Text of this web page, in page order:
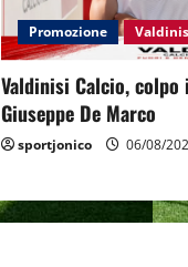
Promozione
Valdinisi Calcio,
Giuseppe De Marco
sportjonico 06/08/